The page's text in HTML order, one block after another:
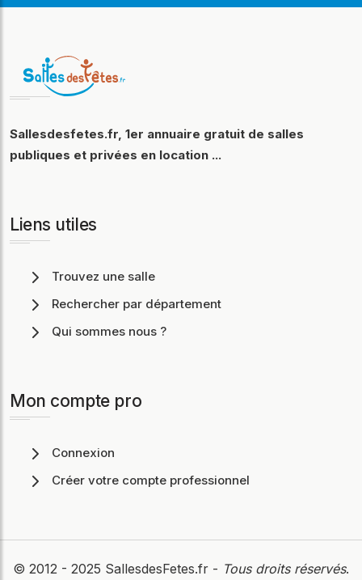
Sallesdesfetes.fr, 1er annuaire gratuit de salles
publiques et privées en location ...
Liens utiles
Trouvez une salle
Rechercher par département
Qui sommes nous ?
Mon compte pro
Connexion
Créer votre compte professionnel
© 2012 - 2025 SallesdesFetes.fr - Tous droits réservés.